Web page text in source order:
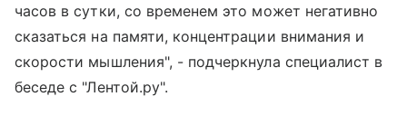
часов в сутки, со временем это может негативно
сказаться на памяти, концентрации внимания и
скорости мышления", - подчеркнула специалист в
беседе с "Лентой.ру".